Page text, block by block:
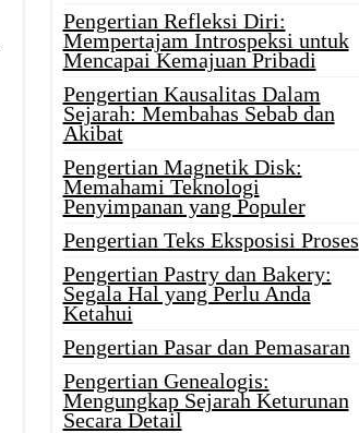
Pengertian Refleksi Diri:
Mempertajam Introspeksi untuk
Mencapai Kemajuan Pribadi
Pengertian Kausalitas Dalam
Sejarah: Membahas Sebab dan
Akibat
Pengertian Magnetik Disk:
Memahami Teknologi
Penyimpanan yang Populer
Pengertian Teks Eksposisi Proses
Pengertian Pastry dan Bakery:
Segala Hal yang Perlu Anda
Ketahui
Pengertian Pasar dan Pemasaran
Pengertian Genealogis:
Mengungkap Sejarah Keturunan
Secara Detail